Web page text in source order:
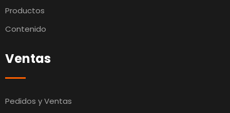
Productos
Contenido
Ventas
Pedidos y Ventas